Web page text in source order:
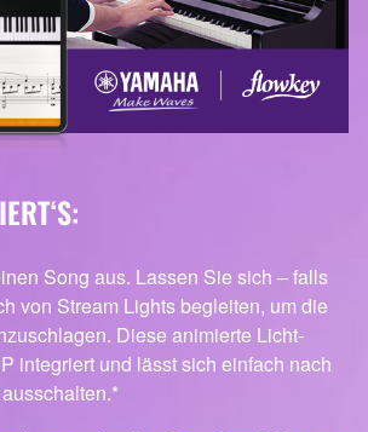
Song aus. Lassen Sie sich – falls
von Stream Lights begleiten, um die
Diese animierte Licht-
integriert und lässt sich einfach nach